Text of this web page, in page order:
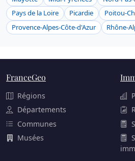
Pays de la Loire
Picardie
Poitou-
Provence-Alpes-Côte-d'Azur
Rhône-
FranceGeo
Régions
Départements
Communes
Musées